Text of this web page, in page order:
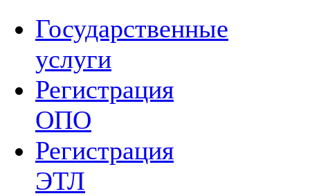
Государственные
услуги
Регистрация
ОПО
Регистрация
ЭТЛ